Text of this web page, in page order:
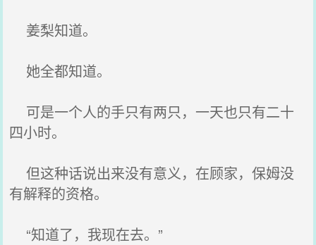
姜梨知道。
她全都知道。
可是一个人的手只有两只，一天也只有二十
四小时。
但这种话说出来没有意义，在顾家，保姆没
有解释的资格。
“知道了，我现在去。”